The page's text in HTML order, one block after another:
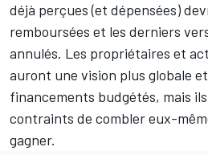
déjà perçues (et dépensées)
remboursées et les derniers
annulés. Les propriétaires et
auront une vision plus globale
financements budgétés, mais
contraints de combler eux-
gagner.